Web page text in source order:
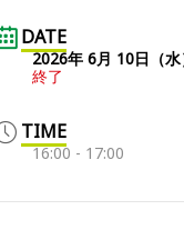
DATE
2026年 6月 10日（水
終了
TIME
16:00 - 17:00